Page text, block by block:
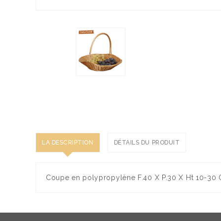
LA DESCRIPTION DÉTAILS DU PRODUIT
Coupe en polypropylène F.40 X P.30 X Ht 10-30